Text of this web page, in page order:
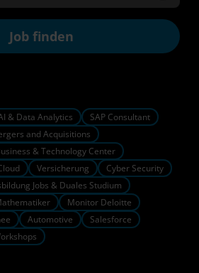
& Data Analytics
SAP Consultant
and Acquisitions
& Technology Center
Versicherung
Cyber Security
Jobs & Duales Studium
Monitor Deloitte
Automotive
Salesforce